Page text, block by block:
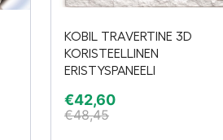
KOBIL TRAVERTINE 3D
KORISTEELLINEN
ERISTYSPANEELI
€42,60
€48,45